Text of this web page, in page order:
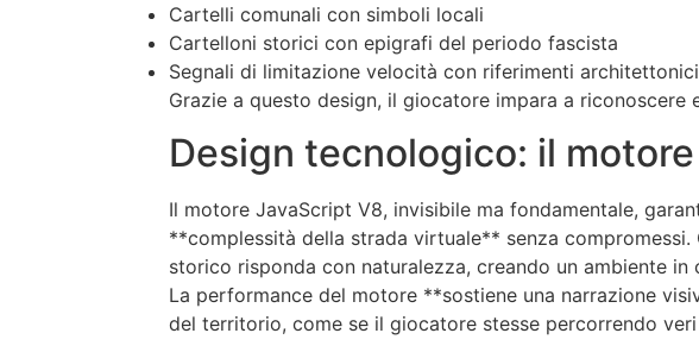
Cartelli comunali con simboli locali
Cartelloni storici con epigrafi del periodo fascista
Segnali di limitazione velocità con riferimenti
Grazie a questo design, il giocatore impara a
Design tecnologico: il
Il motore JavaScript V8, invisibile ma fondamentale,
**complessità della strada virtuale** senza
storico risponda con naturalezza, creando un ambiente in
La performance del motore **sostiene una narrazione
del territorio, come se il giocatore stesse percorrendo